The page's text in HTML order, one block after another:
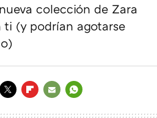
colección de Zara
ti (y podrían agotarse